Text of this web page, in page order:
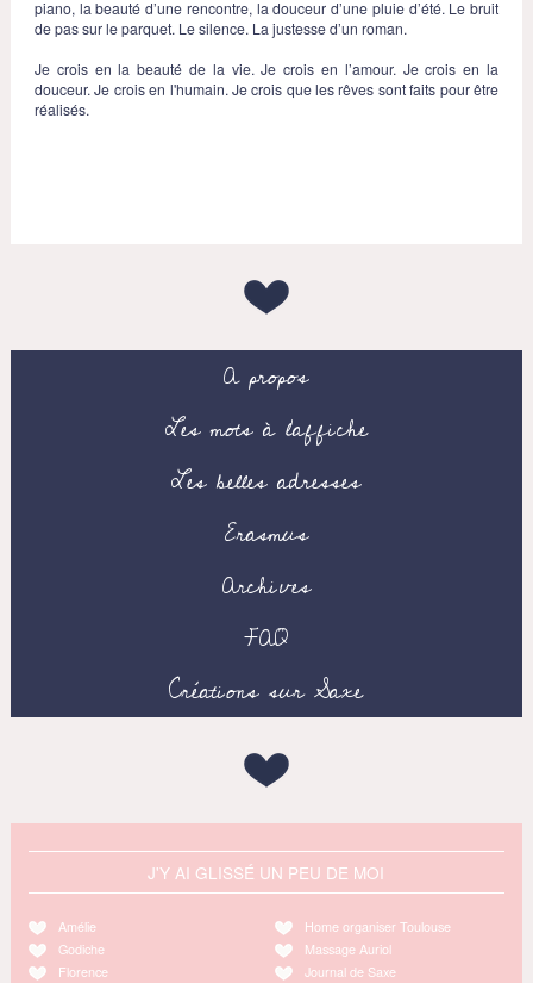
piano, la beauté d’une rencontre, la douceur d’une pluie d’été. Le bruit
de pas sur le parquet. Le silence. La justesse d’un roman.
Je crois en la beauté de la vie. Je crois en l’amour. Je crois en la
douceur. Je crois en l'humain. Je crois que les rêves sont faits pour être
réalisés.
A propos
Les mots à l’affiche
Les belles adresses
Erasmus
Archives
FAQ
Créations sur Saxe
J'Y AI GLISSÉ UN PEU DE MOI
Amélie
Godiche
Florence
Home organiser Toulouse
Massage Auriol
Journal de Saxe